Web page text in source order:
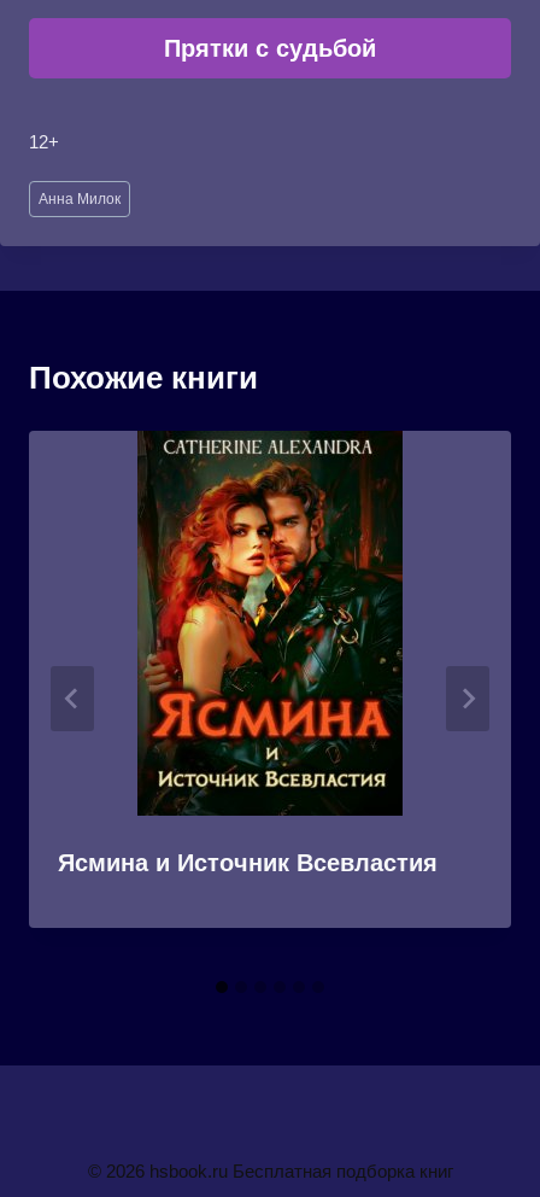
Прятки с судьбой
12+
Метки
записи:
Анна Милок
Похожие книги
Ясмина и Источник Всевластия
© 2026 hsbook.ru Бесплатная подборка книг